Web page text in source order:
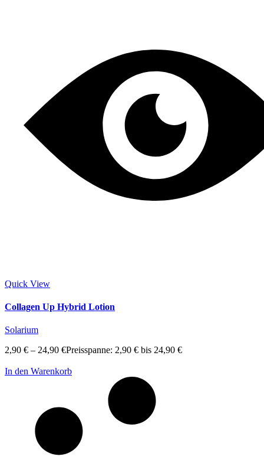
Quick View
Collagen Up Hybrid Lotion
Solarium
2,90 € – 24,90 €Preisspanne: 2,90 € bis 24,90 €
In den Warenkorb